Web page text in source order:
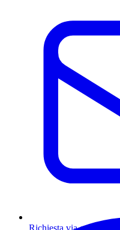
Richiesta via email